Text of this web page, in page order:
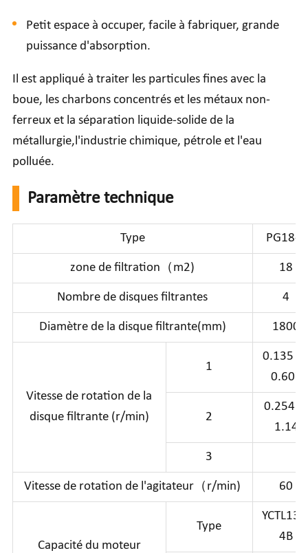
Petit espace à occuper, facile à fabriquer, grande
puissance d'absorption.
Il est appliqué à traiter les particules fines avec la
boue, les charbons concentrés et les métaux non-
ferreux et la séparation liquide-solide de la
métallurgie,l'industrie chimique, pétrole et l'eau
polluée.
Paramètre technique
Type PG18-4
zone de filtration（m2) 18
Nombre de disques filtrantes 4
Diamètre de la disque filtrante(mm) 1800
Vitesse de rotation de la
disque filtrante (r/min)
1
0.135
0.607
2
0.254〜
1.14
3
Vitesse de rotation de l'agitateur（r/min) 60
Capacité du moteur
Type
4B